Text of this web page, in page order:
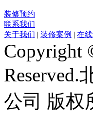
装修预约
联系我们
关于我们 | 装修案例 | 在
Copyright
公司 版权